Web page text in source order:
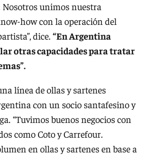
unimos nuestra
how con la operación del
dice. “En Argentina
otras capacidades para tratar
línea de ollas y sartenes
con un socio santafesino y
“Tuvimos buenos negocios con
como Coto y Carrefour.
en ollas y sartenes en base a